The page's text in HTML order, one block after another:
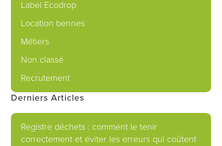
Label Ecodrop
Location bennes
Métiers
Non classé
Recrutement
Derniers Articles
Registre déchets : comment le tenir
correctement et éviter les erreurs qui coûtent